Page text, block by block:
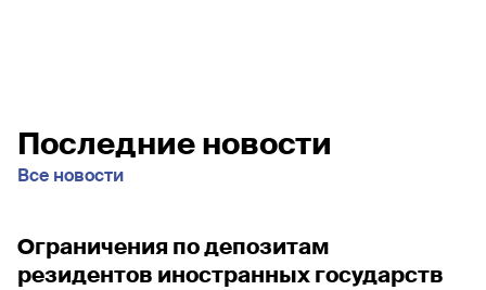
Последние новости
Все новости
Ограничения по депозитам
резидентов иностранных государств